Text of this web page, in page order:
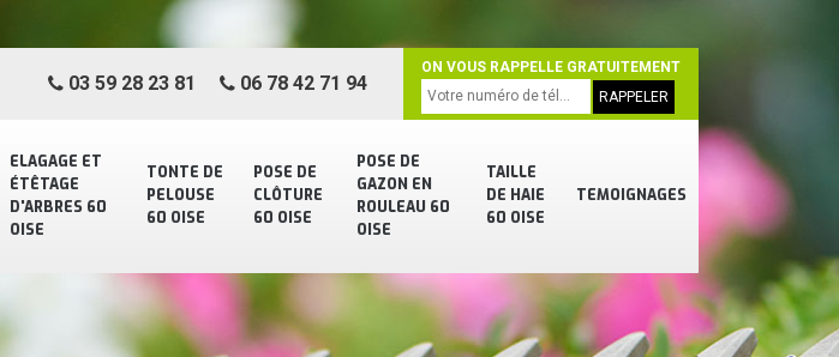
ELAGAGE ET
ÉTÊTAGE
D'ARBRES 60
OISE
TONTE DE
PELOUSE
60 OISE
POSE DE
CLÔTURE
60 OISE
POSE DE
GAZON EN
ROULEAU 60
OISE
TAILLE
DE HAIE
60 OISE
TEMOIGNAGES
03 59 28 23 81 06 78 42 71 94
ON VOUS RAPPELLE GRATUITEMENT